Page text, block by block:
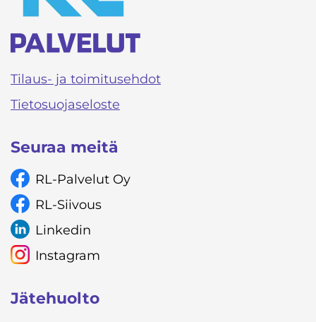
Tilaus- ja toimitusehdot
Tietosuojaseloste
Seuraa meitä
RL-Palvelut Oy
RL-Siivous
Linkedin
Instagram
Jätehuolto